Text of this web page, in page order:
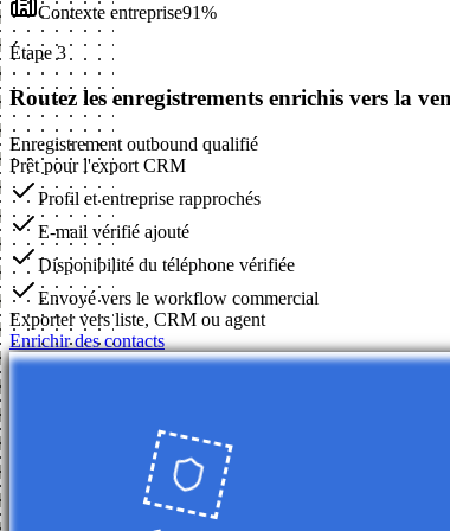
Contexte entreprise91%
Étape 3
Routez les enregistrements enrichis vers la
Enregistrement outbound qualifié
Prêt pour l'export CRM
Profil et entreprise rapprochés
E-mail vérifié ajouté
Disponibilité du téléphone vérifiée
Envoyé vers le workflow commercial
Exporter vers liste, CRM ou agent
Enrichir des contacts